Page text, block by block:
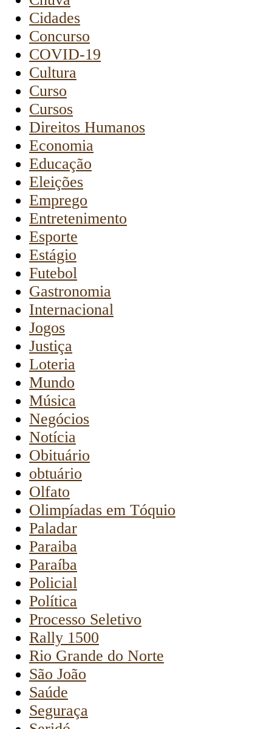
Cidades
Concurso
COVID-19
Cultura
Curso
Cursos
Direitos Humanos
Economia
Educação
Eleições
Emprego
Entretenimento
Esporte
Estágio
Futebol
Gastronomia
Internacional
Jogos
Justiça
Loteria
Mundo
Música
Negócios
Notícia
Obituário
obtuário
Olfato
Olimpíadas em Tóquio
Paladar
Paraiba
Paraíba
Policial
Política
Processo Seletivo
Rally 1500
Rio Grande do Norte
São João
Saúde
Seguraça